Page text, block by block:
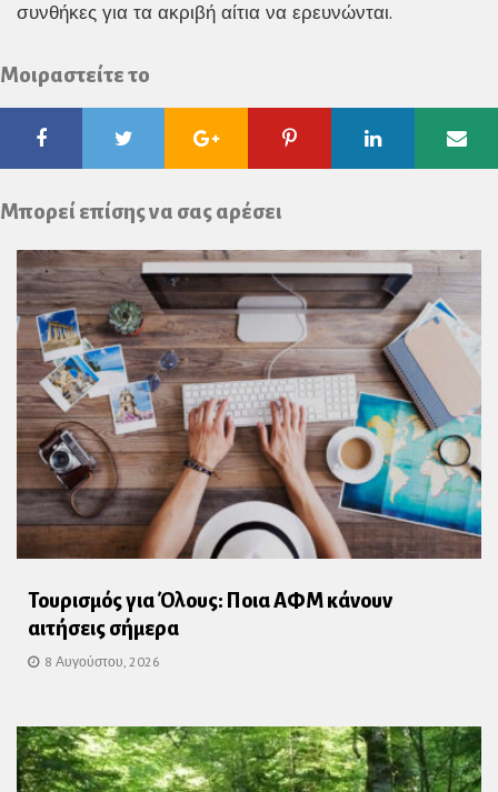
συνθήκες για τα ακριβή αίτια να ερευνώνται.
Μοιραστείτε το
FacebookTwitter Google
Plus
Pinterest Linkedin
Μπορεί επίσης να σας αρέσει
Τουρισμός για Όλους: Ποια ΑΦΜ κάνουν
αιτήσεις σήμερα
8 Αυγούστου, 2026